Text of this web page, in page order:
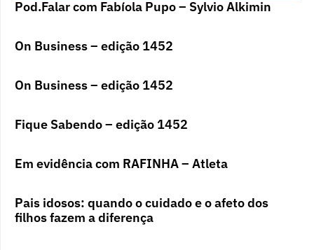
Pod.Falar com Fabíola Pupo – Sylvio Alkimin
On Business – edição 1452
On Business – edição 1452
Fique Sabendo – edição 1452
Em evidência com RAFINHA – Atleta
Pais idosos: quando o cuidado e o afeto dos
filhos fazem a diferença